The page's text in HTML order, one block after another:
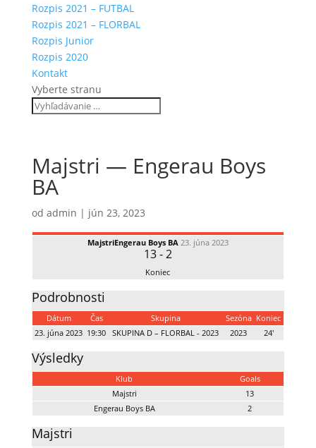
Rozpis 2021 – FUTBAL
Rozpis 2021 – FLORBAL
Rozpis Junior
Rozpis 2020
Kontakt
Vyberte stranu
Majstri — Engerau Boys
BA
od admin | jún 23, 2023
MajstriEngerau Boys BA 23. júna 2023
13-2
Koniec
Podrobnosti
Dátum Čas Skupina Sezóna Koniec
23. júna 2023 19:30 SKUPINA D – FLORBAL - 2023 2023 24'
Výsledky
Klub
Goals
Majstri
13
Engerau Boys BA
2
Majstri